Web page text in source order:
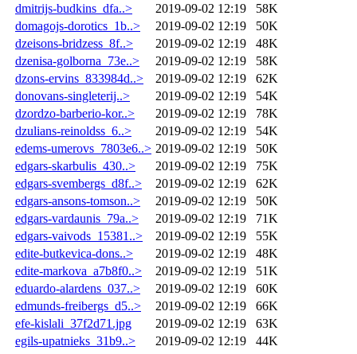
dmitrijs-budkins_dfa..>
2019-09-02 12:19
58K
domagojs-dorotics_1b..>
2019-09-02 12:19
50K
dzeisons-bridzess_8f..>
2019-09-02 12:19
48K
dzenisa-golborna_73e..>
2019-09-02 12:19
58K
dzons-ervins_833984d..>
2019-09-02 12:19
62K
donovans-singleterij..>
2019-09-02 12:19
54K
dzordzo-barberio-kor..>
2019-09-02 12:19
78K
dzulians-reinoldss_6..>
2019-09-02 12:19
54K
edems-umerovs_7803e6..> 2019-09-02 12:19
50K
edgars-skarbulis_430..>
2019-09-02 12:19
75K
edgars-svembergs_d8f..>
2019-09-02 12:19
62K
edgars-ansons-tomson..>
2019-09-02 12:19
50K
edgars-vardaunis_79a..>
2019-09-02 12:19
71K
edgars-vaivods_15381..>
2019-09-02 12:19
55K
edite-butkevica-dons..>
2019-09-02 12:19
48K
edite-markova_a7b8f0..>
2019-09-02 12:19
51K
eduardo-alardens_037..>
2019-09-02 12:19
60K
edmunds-freibergs_d5..>
2019-09-02 12:19
66K
efe-kislali_37f2d71.jpg
2019-09-02 12:19
63K
egils-upatnieks_31b9..>
2019-09-02 12:19
44K